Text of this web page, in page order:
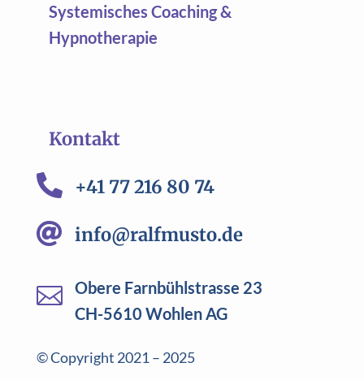
Systemisches Coaching &
Hypnotherapie
Kontakt
 +41 77 216 80 74
 info@ralfmusto.de

Obere Farnbühlstrasse 23
CH-5610 Wohlen AG
© Copyright 2021 – 2025